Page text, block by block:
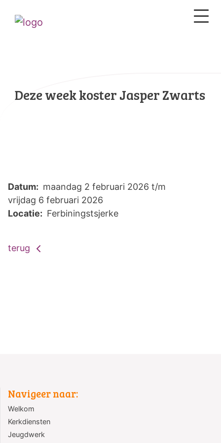
Deze week koster Jasper Zwarts
Datum: maandag 2 februari 2026 t/m
vrijdag 6 februari 2026
Locatie: Ferbiningstsjerke
terug
Navigeer naar:
Welkom
Kerkdiensten
Jeugdwerk